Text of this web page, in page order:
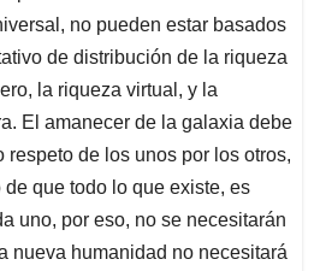
no pueden estar basados
de distribución de la riqueza
la riqueza virtual, y la
El amanecer de la galaxia debe
respeto de los unos por los otros,
que todo lo que existe, es
uno, por eso, no se necesitarán
nueva humanidad no necesitará